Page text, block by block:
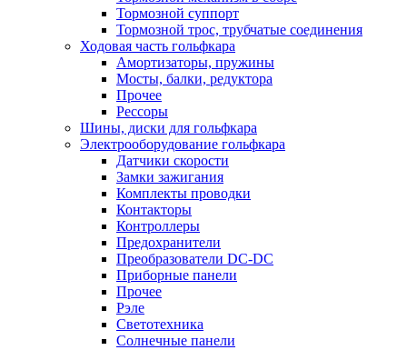
Тормозной суппорт
Тормозной трос, трубчатые соединения
Ходовая часть гольфкара
Амортизаторы, пружины
Мосты, балки, редуктора
Прочее
Рессоры
Шины, диски для гольфкара
Электрооборудование гольфкара
Датчики скорости
Замки зажигания
Комплекты проводки
Контакторы
Контроллеры
Предохранители
Преобразователи DC-DC
Приборные панели
Прочее
Рэле
Светотехника
Солнечные панели